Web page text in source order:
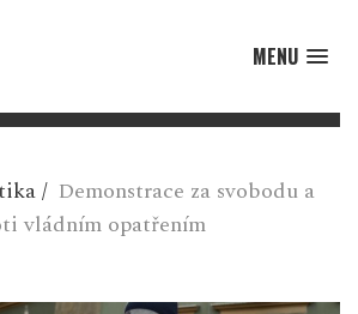
MENU
/ Demonstrace za svobodu a
vládním opatřením